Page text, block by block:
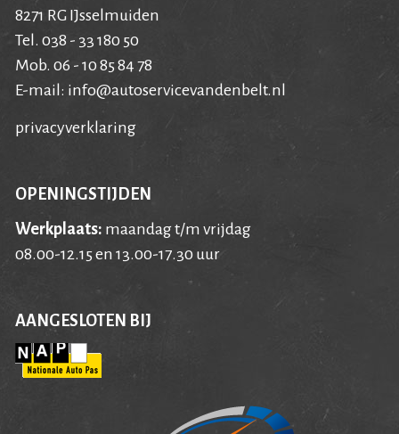
8271 RG IJsselmuiden
Tel. 038 - 33 180 50
Mob. 06 - 10 85 84 78
E-mail: info@autoservicevandenbelt.nl
privacyverklaring
OPENINGSTIJDEN
Werkplaats: maandag t/m vrijdag
08.00-12.15 en 13.00-17.30 uur
AANGESLOTEN BIJ